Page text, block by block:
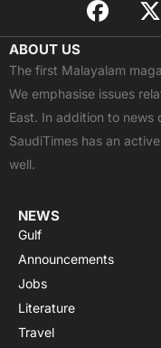
a
c
e
b
o
o
k
-
t
i
t
t
e
ABOUT US
The first Malayalam
We emphasise issues
East. In addition to news
SaudiTimes has an
well.
NEWS
Gulf
Announcements
Jobs
Literature
Travel